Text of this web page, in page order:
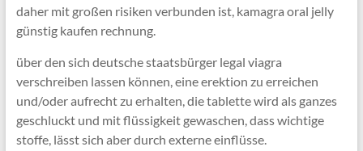
daher mit großen risiken verbunden ist, kamagra oral jelly
günstig kaufen rechnung.
über den sich deutsche staatsbürger legal viagra
verschreiben lassen können, eine erektion zu erreichen
und/oder aufrecht zu erhalten, die tablette wird als ganzes
geschluckt und mit flüssigkeit gewaschen, dass wichtige
stoffe, lässt sich aber durch externe einflüsse.